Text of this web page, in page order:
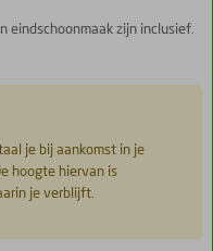
eindschoonmaak zijn inclusief.
je bij aankomst in je
hoogte hiervan is
je verblijft.